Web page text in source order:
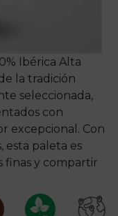
Ibérica Alta
la tradición
seleccionada,
con
excepcional. Con
esta paleta es
finas y compartir